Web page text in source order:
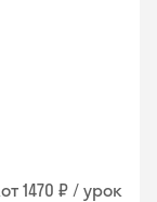
от 1470 ₽ / урок